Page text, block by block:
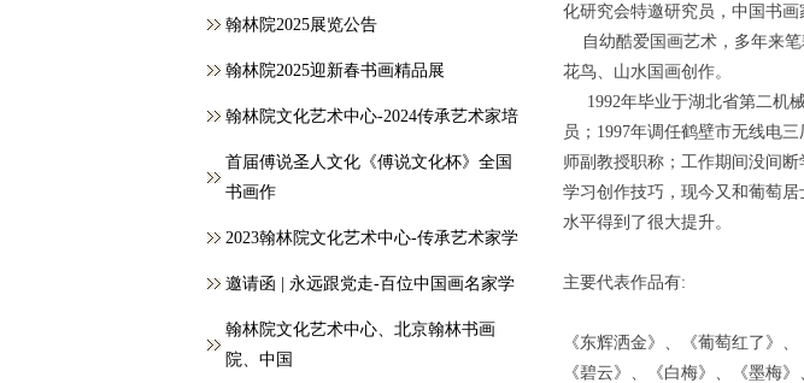
翰林院2025展览公告
翰林院2025迎新春书画精品展
翰林院文化艺术中心-2024传承艺术家培
首届傅说圣人文化《傅说文化杯》全国
书画作
2023翰林院文化艺术中心-传承艺术家学
邀请函 | 永远跟党走-百位中国画名家学
翰林院文化艺术中心、北京翰林书画
院、中国
化研究会特邀研究员，中国书画
自幼酷爱国画艺术，多年来笔
花鸟、山水国画创作。
1992年毕业于湖北省第二机
员；1997年调任鹤壁市无线电
师副教授职称；工作期间没间
学习创作技巧，现今又和葡萄
水平得到了很大提升。
主要代表作品有:
《东辉洒金》、《葡萄红了》
《碧云》、《白梅》、《墨梅